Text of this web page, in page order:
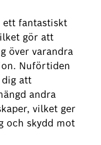
ett fantastiskt
gör att
över varandra
Nuförtiden
dig att
andra
vilket ger
och skydd mot